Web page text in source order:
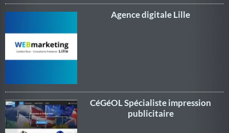
Agence digitale Lille
CéGéOL Spécialiste impression
publicitaire